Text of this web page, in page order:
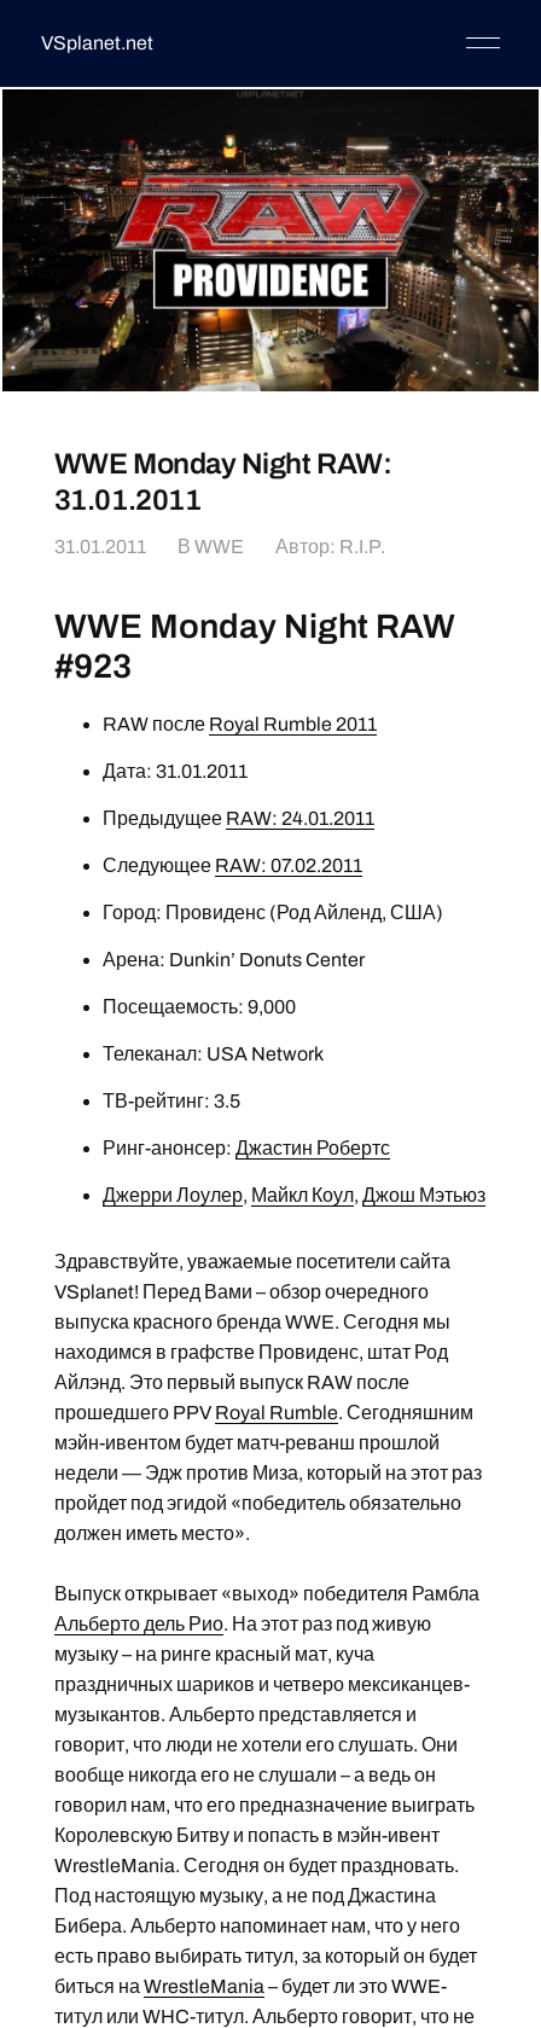
VSplanet.net
WWE Monday Night RAW:
31.01.2011
31.01.2011 В WWE Автор: R.I.P.
WWE Monday Night RAW
#923
RAW после Royal Rumble 2011
Дата: 31.01.2011
Предыдущее RAW: 24.01.2011
Следующее RAW: 07.02.2011
Город: Провиденс (Род Айленд, США)
Арена: Dunkin’ Donuts Center
Посещаемость: 9,000
Телеканал: USA Network
ТВ-рейтинг: 3.5
Ринг-анонсер: Джастин Робертс
Джерри Лоулер, Майкл Коул, Джош Мэтьюз
Здравствуйте, уважаемые посетители сайта
VSplanet! Перед Вами – обзор очередного
выпуска красного бренда WWE. Сегодня мы
находимся в графстве Провиденс, штат Род
Айлэнд. Это первый выпуск RAW после
прошедшего PPV Royal Rumble. Сегодняшним
мэйн-ивентом будет матч-реванш прошлой
недели — Эдж против Миза, который на этот раз
пройдет под эгидой «победитель обязательно
должен иметь место».
Выпуск открывает «выход» победителя Рамбла
Альберто дель Рио. На этот раз под живую
музыку – на ринге красный мат, куча
праздничных шариков и четверо мексиканцев-
музыкантов. Альберто представляется и
говорит, что люди не хотели его слушать. Они
вообще никогда его не слушали – а ведь он
говорил нам, что его предназначение выиграть
Королевскую Битву и попасть в мэйн-ивент
WrestleMania. Сегодня он будет праздновать.
Под настоящую музыку, а не под Джастина
Бибера. Альберто напоминает нам, что у него
есть право выбирать титул, за который он будет
биться на WrestleMania – будет ли это WWE-
титул или WHC-титул. Альберто говорит, что не